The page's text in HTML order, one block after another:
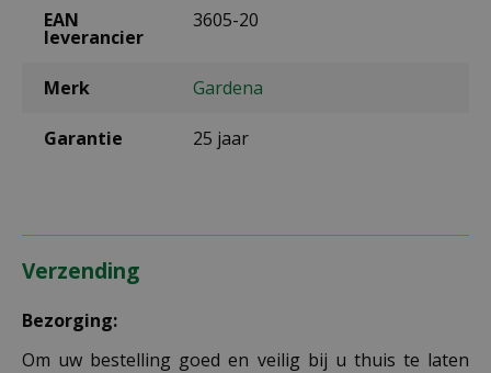
EAN
leverancier
3605-20
Merk Gardena
Garantie 25 jaar
Verzending
Bezorging:
Om uw bestelling goed en veilig bij u thuis te laten